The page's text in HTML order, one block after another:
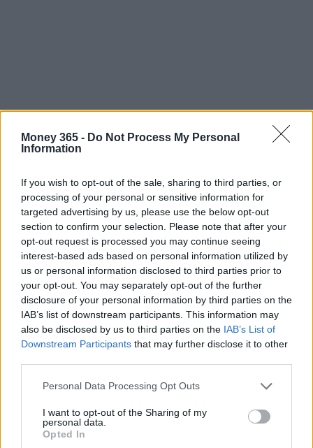
Money 365 - Do Not Process My Personal
Information
If you wish to opt-out of the sale, sharing to third parties, or
processing of your personal or sensitive information for
targeted advertising by us, please use the below opt-out
section to confirm your selection. Please note that after your
opt-out request is processed you may continue seeing
interest-based ads based on personal information utilized by
us or personal information disclosed to third parties prior to
your opt-out. You may separately opt-out of the further
disclosure of your personal information by third parties on the
IAB’s list of downstream participants. This information may
also be disclosed by us to third parties on the IAB’s List of
Downstream Participants that may further disclose it to other
Please note that this website/app uses one or more Google
not limited to your visit or usage behaviour. You may click to
grant or deny consent to Google and its third-party tags to
use your data for below specified purposes in below Google
Personal Data Processing Opt Outs
I want to opt-out of the Sharing of my
personal data.
Opted In
AUTORE
AiAdhubMedia